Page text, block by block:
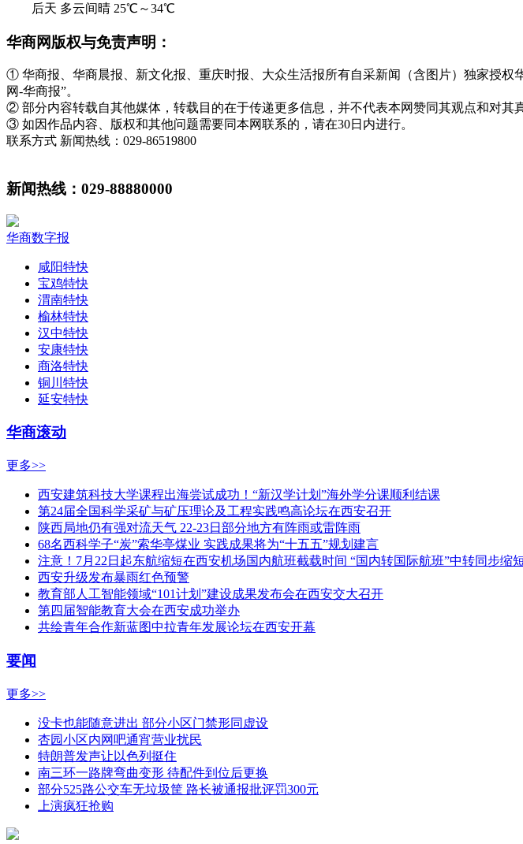
后天 多云间晴 25℃～34℃
华商网版权与免责声明：
① 华商报、华商晨报、新文化报、重庆时报、大众生活报所有自采新闻（含图片）独家授
网-华商报”。
② 部分内容转载自其他媒体，转载目的在于传递更多信息，并不代表本网赞同其观点和对其
③ 如因作品内容、版权和其他问题需要同本网联系的，请在30日内进行。
联系方式 新闻热线：029-86519800
新闻热线：029-88880000
华商数字报
咸阳特快
宝鸡特快
渭南特快
榆林特快
汉中特快
安康特快
商洛特快
铜川特快
延安特快
华商滚动
更多>>
西安建筑科技大学课程出海尝试成功！“新汉学计划”海外学分课顺利结课
第24届全国科学采矿与矿压理论及工程实践鸣高论坛在西安召开
陕西局地仍有强对流天气 22-23日部分地方有阵雨或雷阵雨
68名西科学子“炭”索华亭煤业 实践成果将为“十五五”规划建言
注意！7月22日起东航缩短在西安机场国内航班截载时间 “国内转国际航班”中转同步缩
西安升级发布暴雨红色预警
教育部人工智能领域“101计划”建设成果发布会在西安交大召开
第四届智能教育大会在西安成功举办
共绘青年合作新蓝图中拉青年发展论坛在西安开幕
要闻
更多>>
没卡也能随意进出 部分小区门禁形同虚设
杏园小区内网吧通宵营业扰民
特朗普发声让以色列挺住
南三环一路牌弯曲变形 待配件到位后更换
部分525路公交车无垃圾筐 路长被通报批评罚300元
上演疯狂抢购